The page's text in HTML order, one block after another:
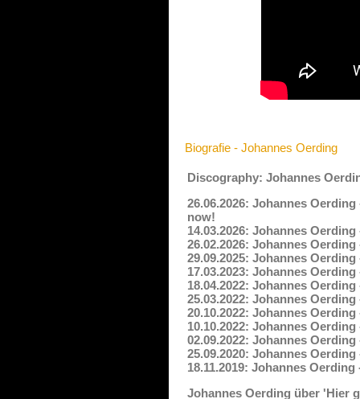
Biografie - Johannes Oerding
Discography: Johannes
26.06.2026: Johannes
now!
14.03.2026: Johannes
26.02.2026: Johannes
29.09.2025: Johannes
17.03.2023: Johannes
18.04.2022: Johannes
25.03.2022: Johannes
20.10.2022: Johannes
10.10.2022: Johannes
02.09.2022: Johannes
25.09.2020: Johannes
18.11.2019: Johannes
Johannes Oerding über 'Hier